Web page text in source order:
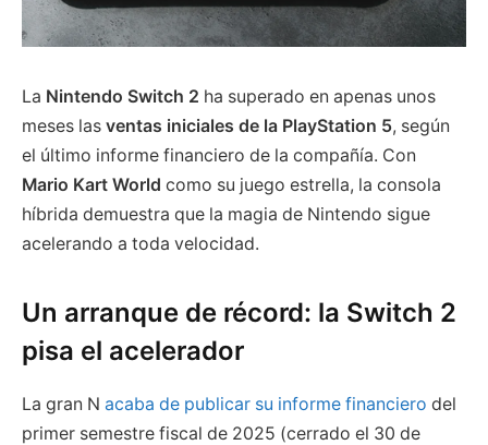
La Nintendo Switch 2 ha superado en apenas unos
meses las ventas iniciales de la PlayStation 5, según
el último informe financiero de la compañía. Con
Mario Kart World como su juego estrella, la consola
híbrida demuestra que la magia de Nintendo sigue
acelerando a toda velocidad.
Un arranque de récord: la Switch 2
pisa el acelerador
La gran N acaba de publicar su informe financiero del
primer semestre fiscal de 2025 (cerrado el 30 de